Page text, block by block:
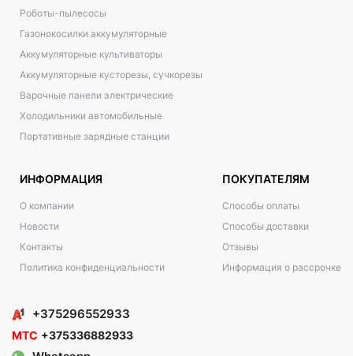
Роботы-пылесосы
Газонокосилки аккумуляторные
Аккумуляторные культиваторы
Аккумуляторные кусторезы, сучкорезы
Варочные панели электрические
Холодильники автомобильные
Портативные зарядные станции
ИНФОРМАЦИЯ
О компании
Новости
Контакты
Политика конфиденциальности
ПОКУПАТЕЛЯМ
Способы оплаты
Способы доставки
Отзывы
Информация о рассрочке
+375296552933
МТС +375336882933